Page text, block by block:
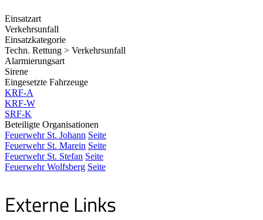
Einsatzart
Verkehrsunfall
Einsatzkategorie
Techn. Rettung > Verkehrsunfall
Alarmierungsart
Sirene
Eingesetzte Fahrzeuge
KRF-A
KRF-W
SRF-K
Beteiligte Organisationen
Feuerwehr St. Johann Seite
Feuerwehr St. Marein Seite
Feuerwehr St. Stefan Seite
Feuerwehr Wolfsberg Seite
Externe Links